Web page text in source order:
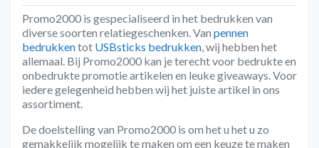
Promo2000 is gespecialiseerd in het bedrukken van
diverse soorten relatiegeschenken. Van pennen
bedrukkentot USBsticks bedrukken , wij hebben het
allemaal. Bij Promo2000 kan je terecht voor bedrukte en
onbedrukte promotie artikelen en leuke giveaways. Voor
iedere gelegenheid hebben wij het juiste artikel in ons
assortiment.
De doelstelling van Promo2000 is om het u het u zo
gemakkelijk mogelijk te maken om een keuze te maken